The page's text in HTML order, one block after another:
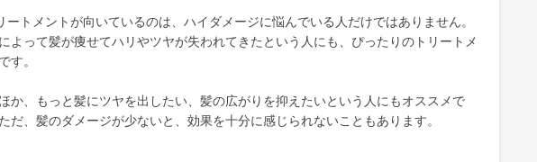
ートメントが向いているのは、ハイダメージに悩んでいる人だけではありません。
よって髪が痩せてハリやツヤが失われてきたという人にも、ぴったりのトリートメ
す。
か、もっと髪にツヤを出したい、髪の広がりを抑えたいという人にもオススメで
だ、髪のダメージが少ないと、効果を十分に感じられないこともあります。